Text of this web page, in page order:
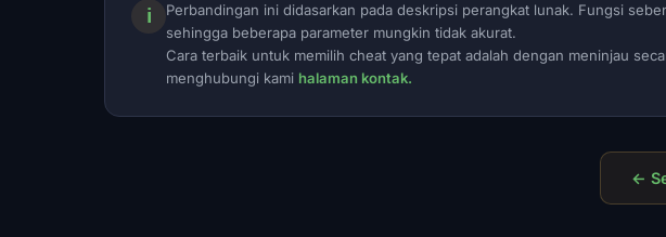
ℹ
Perbandingan ini didasarkan pada deskripsi perangkat lunak. Fungsi
sehingga beberapa parameter mungkin tidak akurat.
Cara terbaik untuk memilih cheat yang tepat adalah dengan meninjau
menghubungi kami halaman kontak.
←